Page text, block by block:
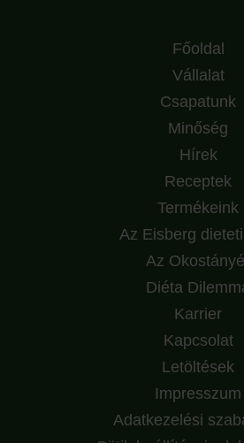
Főoldal
Vállalat
Csapatunk
Minőség
Hírek
Receptek
Termékeink
Az Eisberg
Az
Diéta
Karrier
Kapcsolat
Letöltések
Impresszum
Adatkezelési